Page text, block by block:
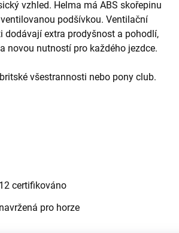
vzhled. Helma má ABS skořepinu
podšívkou. Ventilační
dodávají extra prodyšnost a pohodlí,
novou nutností pro každého jezdce.
všestrannosti nebo pony club.
certifikováno
pro horze